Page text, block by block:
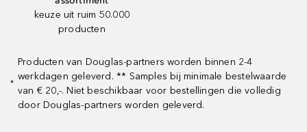
keuze uit ruim 50.000
producten
*
Producten van Douglas-partners worden binnen 2-4
werkdagen geleverd. ** Samples bij minimale bestelwaarde
van € 20,-. Niet beschikbaar voor bestellingen die volledig
door Douglas-partners worden geleverd.